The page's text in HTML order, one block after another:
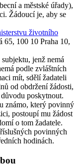
a městské úřady),
Žádoucí je, aby se
životního
65, 100 10 Praha 10,
jenž nemá
podle zvláštních
mít, sdělí žadateli
od obdržení žádosti,
poskytnout.
známo, který povinný
postoupí mu žádost
o tom žadatele.
povinných
hodinách.